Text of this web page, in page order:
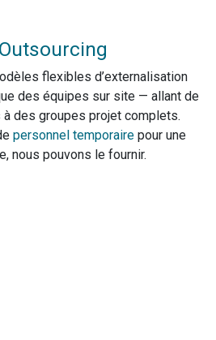
flexibles d’externalisation
des équipes sur site — allant de
des groupes projet complets.
personnel temporaire pour une
nous pouvons le fournir.